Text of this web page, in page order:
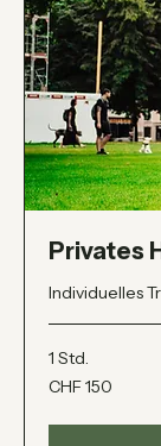
Privates
CHF 150